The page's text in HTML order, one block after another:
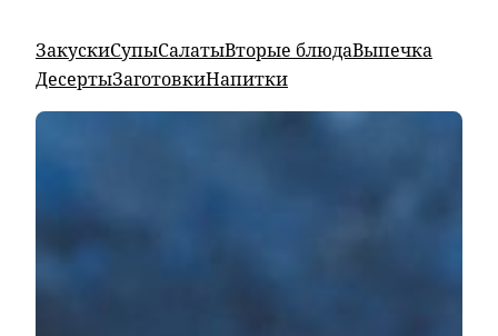
ЗакускиСупыСалатыВторые блюдаВыпечка
ДесертыЗаготовкиНапитки